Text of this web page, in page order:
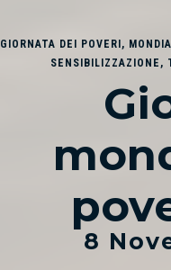
GIORNATA DEI POVERI ,
SENSIBILIZZAZIONE ,
8